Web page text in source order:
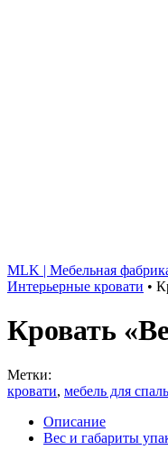
MLK | Мебельная
Интерьерные кровати •
Кровать
Метки:
кровати, мебель для
Описание
Вес и габариты